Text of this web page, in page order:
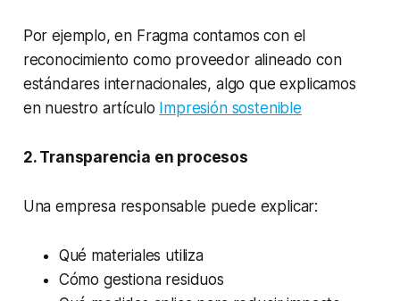
Por ejemplo, en Fragma contamos con el
reconocimiento como proveedor alineado con
estándares internacionales, algo que explicamos
en nuestro artículo Impresión sostenible
2. Transparencia en procesos
Una empresa responsable puede explicar:
Qué materiales utiliza
Cómo gestiona residuos